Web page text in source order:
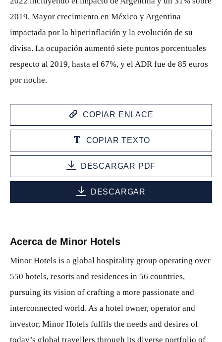
2019. Mayor crecimiento en México y Argentina
impactada por la hiperinflación y la evolución de su
divisa. La ocupación aumentó siete puntos porcentuales
respecto al 2019, hasta el 67%, y el ADR fue de 85 euros
por noche.
COPIAR ENLACE
COPIAR TEXTO
DESCARGAR PDF
DESCARGAR
Acerca de Minor Hotels
Minor Hotels is a global hospitality group operating over
550 hotels, resorts and residences in 56 countries,
pursuing its vision of crafting a more passionate and
interconnected world. As a hotel owner, operator and
investor, Minor Hotels fulfils the needs and desires of
today’s global travellers through its diverse portfolio of